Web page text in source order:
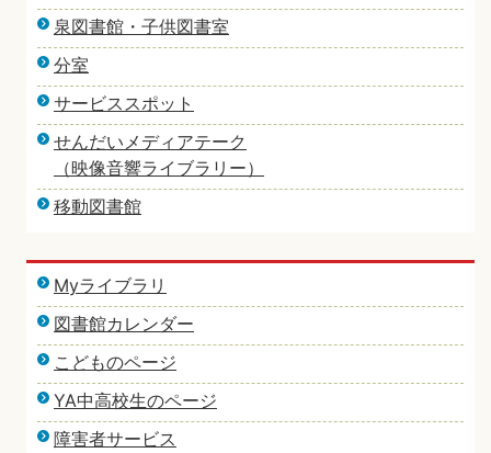
泉図書館・子供図書室
分室
サービススポット
せんだいメディアテーク
（映像音響ライブラリー）
移動図書館
Myライブラリ
図書館カレンダー
こどものページ
YA中高校生のページ
障害者サービス